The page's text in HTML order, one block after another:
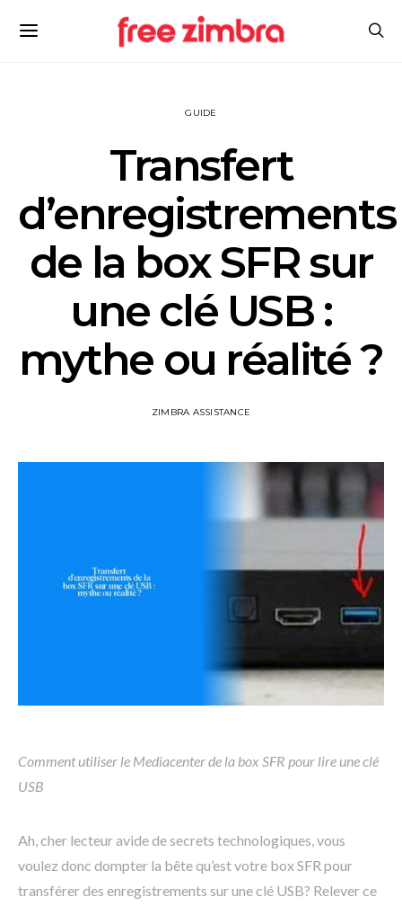
GUIDE
Transfert
d’enregistrements
de la box SFR sur
une clé USB :
mythe ou réalité ?
ZIMBRA ASSISTANCE
Comment utiliser le Mediacenter de la box SFR pour lire une clé
USB
Ah, cher lecteur avide de secrets technologiques, vous
voulez donc dompter la bête qu’est votre box SFR pour
transférer des enregistrements sur une clé USB? Relever ce